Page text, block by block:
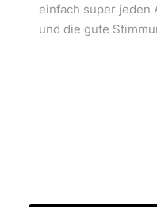
einfach super jeden
und die gute